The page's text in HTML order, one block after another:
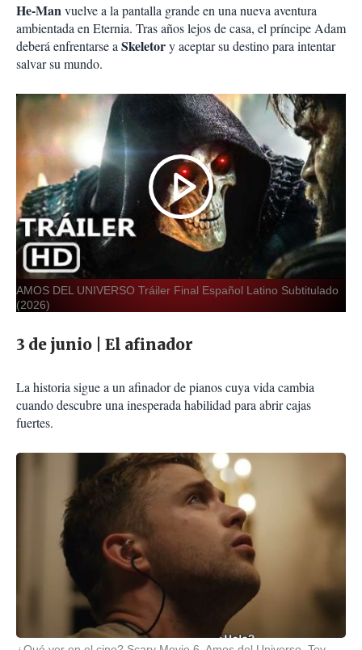
He-Manvuelve a la pantalla grande en una nueva aventura
ambientada en Eternia. Tras años lejos de casa, el príncipe Adam
deberá enfrentarse aSkeletory aceptar su destino para intentar
salvar su mundo.
AMOS DEL UNIVERSO Tráiler Final Español Latino Subtitulado
(2026)
3 de junio | El afinador
La historia sigue a un afinador de pianos cuya vida cambia
cuando descubre una inesperada habilidad para abrir cajas
fuertes.